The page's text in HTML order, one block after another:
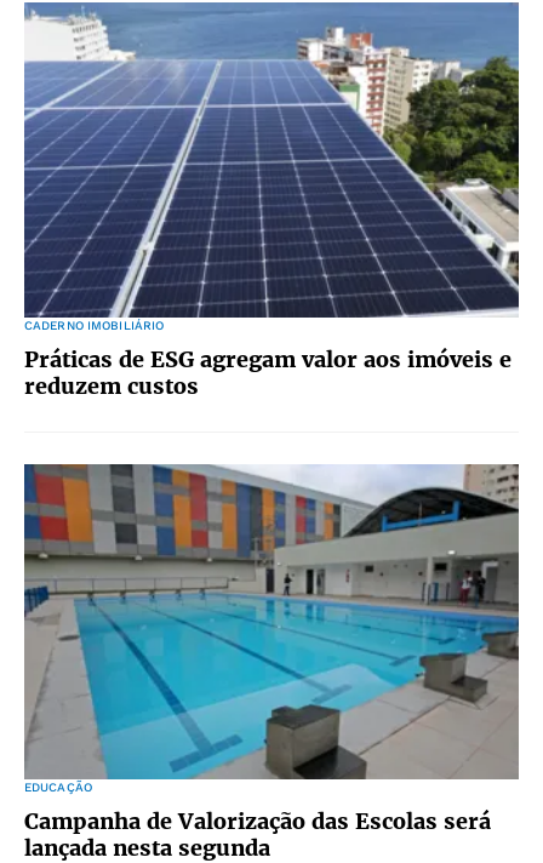
CADERNO IMOBILIÁRIO
Práticas de ESG agregam valor aos imóveis e
reduzem custos
EDUCAÇÃO
Campanha de Valorização das Escolas será
lançada nesta segunda